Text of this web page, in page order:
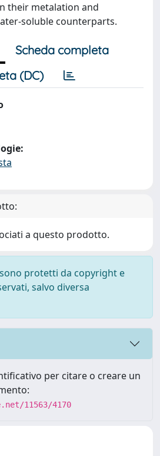
their metalation and
soluble counterparts.
Scheda completa
(DC)
a questo prodotto.
protetti da copyright e
salvo diversa
per citare o creare un
11563/4170